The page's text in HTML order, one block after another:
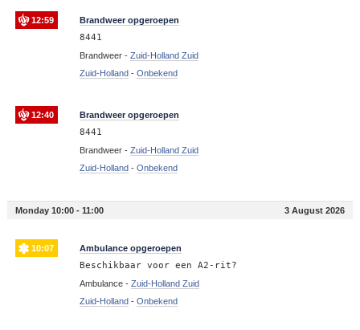
12:59 Brandweer opgeroepen
8441
Brandweer - Zuid-Holland Zuid
Zuid-Holland - Onbekend
12:40 Brandweer opgeroepen
8441
Brandweer - Zuid-Holland Zuid
Zuid-Holland - Onbekend
Monday 10:00 - 11:00 3 August 2026
10:07 Ambulance opgeroepen
Beschikbaar voor een A2-rit?
Ambulance - Zuid-Holland Zuid
Zuid-Holland - Onbekend